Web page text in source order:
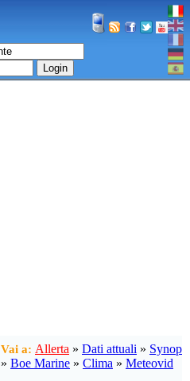
Login
Vai a: Allerta » Dati attuali » Synop
» Boe Marine » Clima » Meteovid